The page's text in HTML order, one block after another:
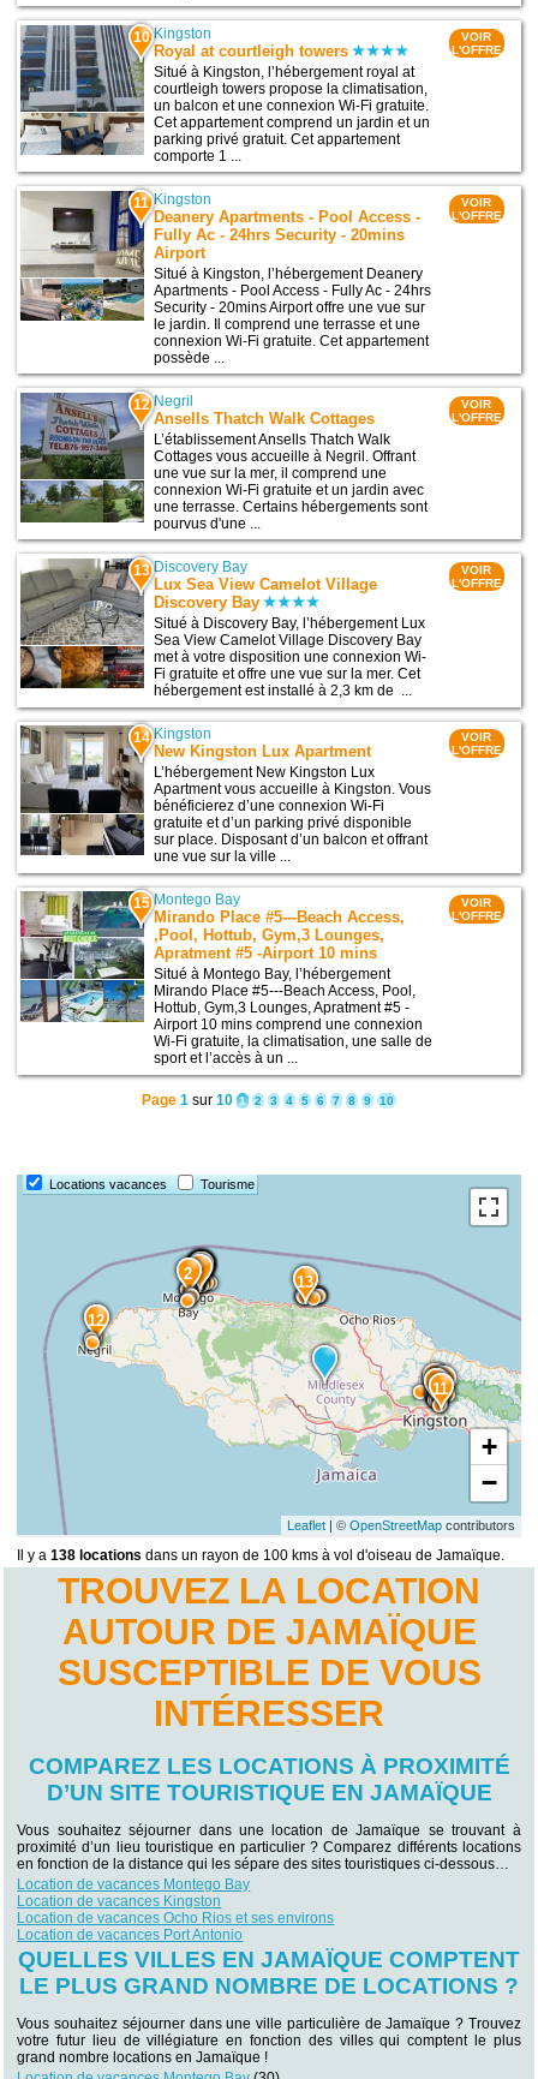
10 Kingston
Royal at courtleigh towers
Situé à Kingston, l’hébergement royal at
courtleigh towers propose la climatisation,
un balcon et une connexion Wi-Fi gratuite.
Cet appartement comprend un jardin et un
parking privé gratuit. Cet appartement
comporte 1 ...
VOIR
L'OFFRE
11 Kingston
Deanery Apartments - Pool Access -
Fully Ac - 24hrs Security - 20mins
Airport
Situé à Kingston, l’hébergement Deanery
Apartments - Pool Access - Fully Ac - 24hrs
Security - 20mins Airport offre une vue sur
le jardin. Il comprend une terrasse et une
connexion Wi-Fi gratuite. Cet appartement
possède ...
VOIR
L'OFFRE
12 Negril
Ansells Thatch Walk Cottages
L’établissement Ansells Thatch Walk
Cottages vous accueille à Negril. Offrant
une vue sur la mer, il comprend une
connexion Wi-Fi gratuite et un jardin avec
une terrasse. Certains hébergements sont
pourvus d'une ...
VOIR
L'OFFRE
13 Discovery Bay
Lux Sea View Camelot Village
Discovery Bay
Situé à Discovery Bay, l’hébergement Lux
Sea View Camelot Village Discovery Bay
met à votre disposition une connexion Wi-
Fi gratuite et offre une vue sur la mer. Cet
hébergement est installé à 2,3 km de ...
VOIR
L'OFFRE
14 Kingston
New Kingston Lux Apartment
L’hébergement New Kingston Lux
Apartment vous accueille à Kingston. Vous
bénéficierez d’une connexion Wi-Fi
gratuite et d’un parking privé disponible
sur place. Disposant d’un balcon et offrant
une vue sur la ville ...
VOIR
L'OFFRE
15 Montego Bay
Mirando Place #5---Beach Access,
,Pool, Hottub, Gym,3 Lounges,
Apratment #5 -Airport 10 mins
Situé à Montego Bay, l’hébergement
Mirando Place #5---Beach Access, Pool,
Hottub, Gym,3 Lounges, Apratment #5 -
Airport 10 mins comprend une connexion
Wi-Fi gratuite, la climatisation, une salle de
sport et l’accès à un ...
VOIR
L'OFFRE
Page 1 sur 10 1 2 3 4 5 6 7 8 9 10
Locations vacances Tourisme
15
14
13
12
11
10
9
8
7
6
5
4
3
2 1
+
−
Leaflet| © OpenStreetMapcontributors
Il y a138 locations dans un rayon de 100 kms à vol d'oiseau de Jamaïque.
TROUVEZ LA LOCATION
AUTOUR DE JAMAÏQUE
SUSCEPTIBLE DE VOUS
INTÉRESSER
COMPAREZ LES LOCATIONS À PROXIMITÉ
D’UN SITE TOURISTIQUE EN JAMAÏQUE
Vous souhaitez séjourner dans une location de Jamaïque se trouvant à
proximité d’un lieu touristique en particulier ? Comparez différents locations
en fonction de la distance qui les sépare des sites touristiques ci-dessous…
Location de vacances Montego Bay
Location de vacances Kingston
Location de vacances Ocho Rios et ses environs
Location de vacances Port Antonio
QUELLES VILLES EN JAMAÏQUE COMPTENT
LE PLUS GRAND NOMBRE DE LOCATIONS ?
Vous souhaitez séjourner dans une ville particulière de Jamaïque ? Trouvez
votre futur lieu de villégiature en fonction des villes qui comptent le plus
grand nombre locations en Jamaïque !